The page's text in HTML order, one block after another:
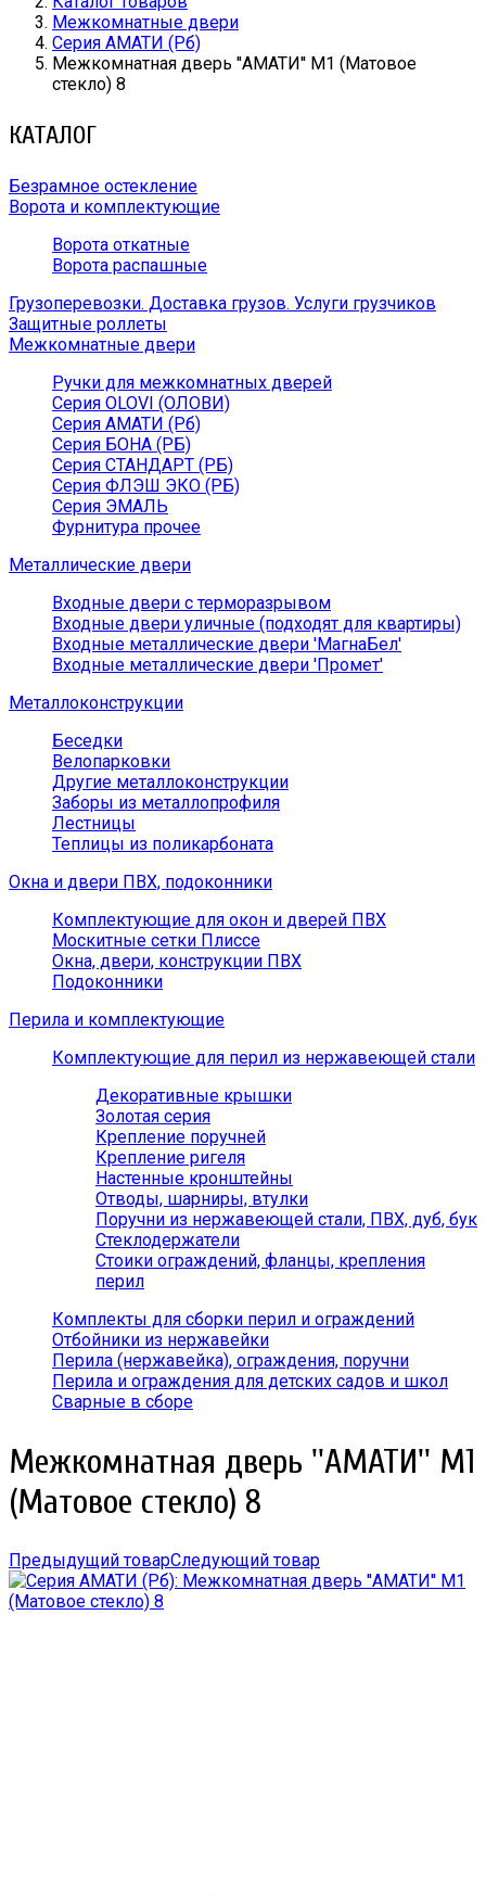
Межкомнатные двери
Серия АМАТИ (Рб)
Межкомнатная дверь ''АМАТИ'' М1 (Матовое
стекло) 8
КАТАЛОГ
Безрамное остекление
Ворота и комплектующие
Ворота откатные
Ворота распашные
Грузоперевозки. Доставка грузов. Услуги грузчиков
Защитные роллеты
Межкомнатные двери
Ручки для межкомнатных дверей
Серия OLOVI (ОЛОВИ)
Серия АМАТИ (Рб)
Серия БОНА (РБ)
Серия СТАНДАРТ (РБ)
Серия ФЛЭШ ЭКО (РБ)
Серия ЭМАЛЬ
Фурнитура прочее
Металлические двери
Входные двери с терморазрывом
Входные двери уличные (подходят для квартиры)
Входные металлические двери 'МагнаБел'
Входные металлические двери 'Промет'
Металлоконструкции
Беседки
Велопарковки
Другие металлоконструкции
Заборы из металлопрофиля
Лестницы
Теплицы из поликарбоната
Окна и двери ПВХ, подоконники
Комплектующие для окон и дверей ПВХ
Москитные сетки Плиссе
Окна, двери, конструкции ПВХ
Подоконники
Перила и комплектующие
Комплектующие для перил из нержавеющей стали
Декоративные крышки
Золотая серия
Крепление поручней
Крепление ригеля
Настенные кронштейны
Отводы, шарниры, втулки
Поручни из нержавеющей стали, ПВХ, дуб, бук
Стеклодержатели
Стоики ограждений, фланцы, крепления
перил
Комплекты для сборки перил и ограждений
Отбойники из нержавейки
Перила (нержавейка), ограждения, поручни
Перила и ограждения для детских садов и школ
Сварные в сборе
Межкомнатная дверь ''АМАТИ'' М1
(Матовое стекло) 8
Предыдущий товарСледующий товар